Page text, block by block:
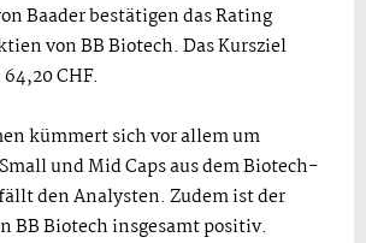
Baader bestätigen das Rating
von BB Biotech. Das Kursziel
CHF.
kümmert sich vor allem um
und Mid Caps aus dem Biotech-
den Analysten. Zudem ist der
BB Biotech insgesamt positiv.